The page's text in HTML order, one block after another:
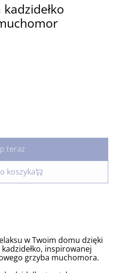
teraz
koszyka
w Twoim domu dzięki
inspirowanej
grzyba muchomora.